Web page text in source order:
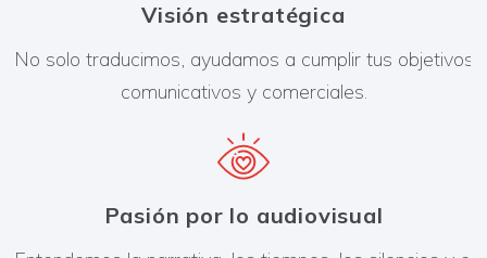
Visión estratégica
No solo traducimos, ayudamos a cumplir tus objetivos
comunicativos y comerciales.
Pasión por lo audiovisual